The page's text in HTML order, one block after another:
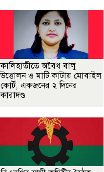
কালিহাতীতে অবৈধ বালু
উত্তোলন ও মাটি কাটায় মোবাইল
কোর্ট, একজনের ২ দিনের
কারাদণ্ড